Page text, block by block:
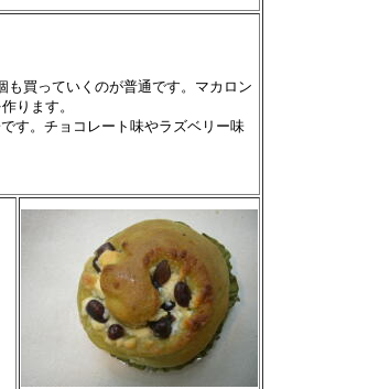
買っていくのが普通です。マカロン
ります。
す。チョコレート味やラズベリー味